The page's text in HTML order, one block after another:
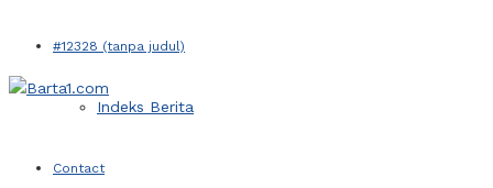
#12328 (tanpa judul)
Indeks Berita
Contact